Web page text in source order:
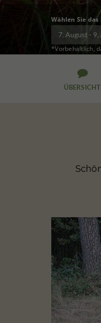
Wählen Sie
*Vorbehaltlich,

ÜBERSICHT